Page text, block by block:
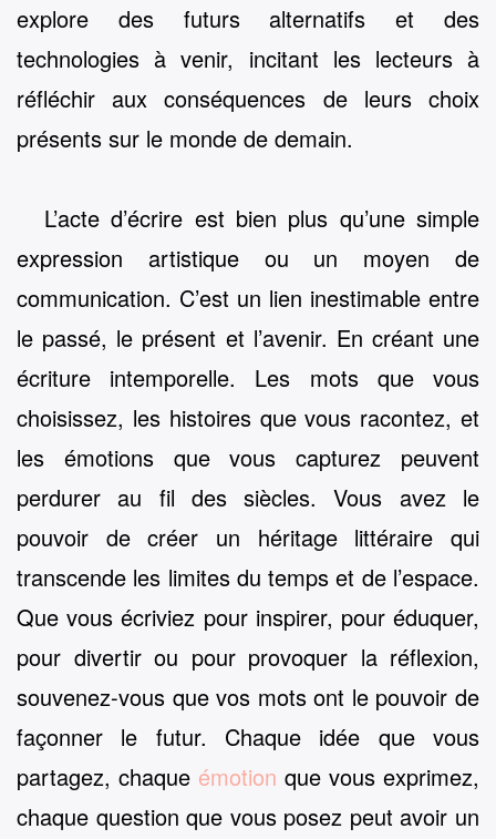
explore des futurs alternatifs et des
technologies à venir, incitant les lecteurs à
réfléchir aux conséquences de leurs choix
présents sur le monde de demain.
L’acte d’écrire est bien plus qu’une simple
expression artistique ou un moyen de
communication. C’est un lien inestimable entre
le passé, le présent et l’avenir. En créant une
écriture intemporelle. Les mots que vous
choisissez, les histoires que vous racontez, et
les émotions que vous capturez peuvent
perdurer au fil des siècles. Vous avez le
pouvoir de créer un héritage littéraire qui
transcende les limites du temps et de l’espace.
Que vous écriviez pour inspirer, pour éduquer,
pour divertir ou pour provoquer la réflexion,
souvenez-vous que vos mots ont le pouvoir de
façonner le futur. Chaque idée que vous
partagez, chaque émotion que vous exprimez,
chaque question que vous posez peut avoir un